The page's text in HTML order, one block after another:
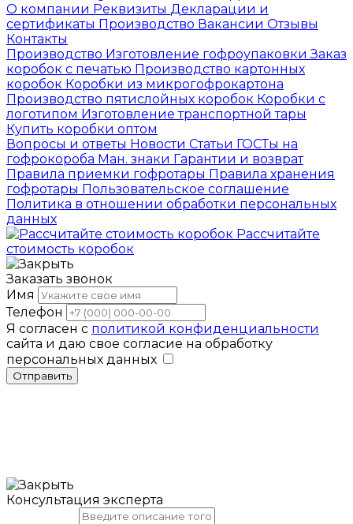
О компании Реквизиты Декларации и
сертификаты Производство Вакансии Отзывы
Контакты
Производство Изготовление гофроупаковкиЗаказ
коробок с печатью Производство картонных
коробок Коробки из микрогофрокартона
Производство пятислойных коробок Коробки с
логотипом Изготовление транспортной тары
Купить коробки оптом
Вопросы и ответы Новости Статьи ГОСТы на
гофрокороба Ман. знаки Гарантии и возврат
Правила приемки гофротары Правила хранения
гофротары Пользовательское соглашение
Политика в отношении обработки персональных
данных
Рассчитайте
стоимость коробок
Заказать звонок
Имя
Телефон
Я согласен с политикой конфиденциальности
сайта и даю свое согласие на обработку
персональных данных
Отправить
Консультация эксперта